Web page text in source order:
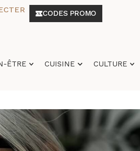
CODES PROMO
ÊTRE CUISINE CULTURE